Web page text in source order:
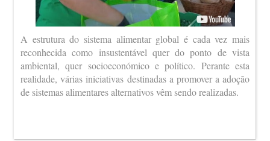
A estrutura do sistema alimentar global é cada vez mais
reconhecida como insustentável quer do ponto de vista
ambiental, quer socioeconómico e político. Perante esta
realidade, várias iniciativas destinadas a promover a adoção
de sistemas alimentares alternativos vêm sendo realizadas.